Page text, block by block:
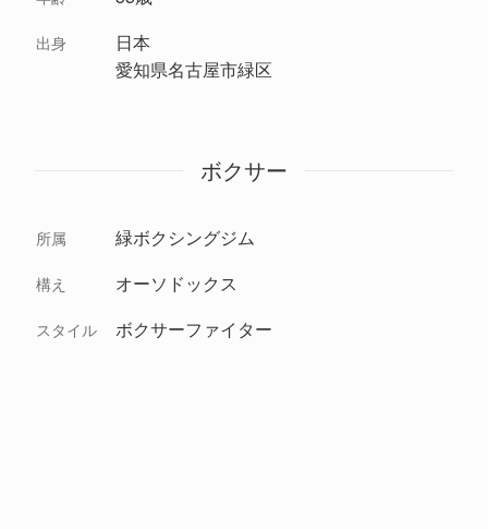
出身
日本
愛知県名古屋市緑区
ボクサー
所属 緑ボクシングジム
構え オーソドックス
スタイル ボクサーファイター